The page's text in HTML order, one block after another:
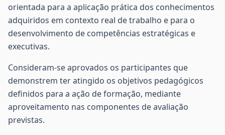
orientada para a aplicação prática dos conhecimentos
adquiridos em contexto real de trabalho e para o
desenvolvimento de competências estratégicas e
executivas.
Consideram-se aprovados os participantes que
demonstrem ter atingido os objetivos pedagógicos
definidos para a ação de formação, mediante
aproveitamento nas componentes de avaliação
previstas.